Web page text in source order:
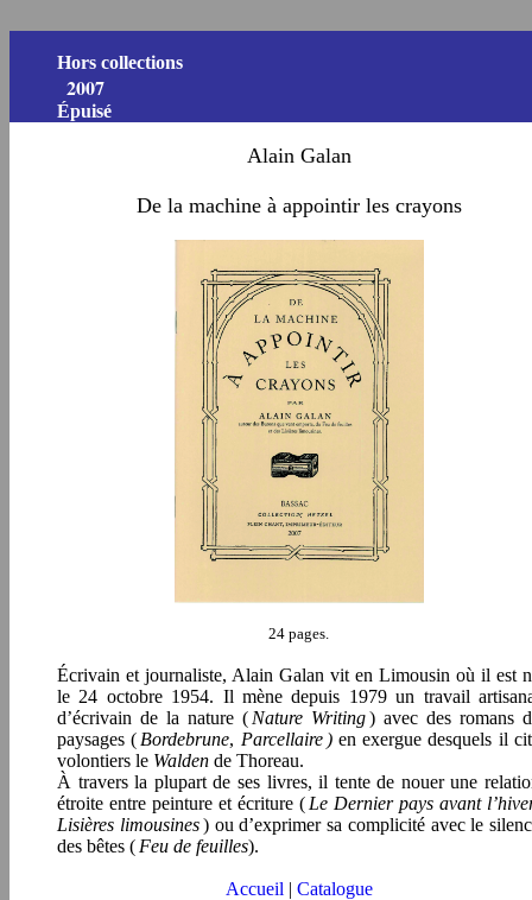
Hors collections
2007
Épuisé
Alain Galan
De la machine à appointir les crayons
24 pages.
Écrivain et journaliste, Alain Galan vit en Limousin où il est
le 24 octobre 1954. Il mène depuis 1979 un travail
d’écrivain de la nature ( Nature Writing) avec des romans
paysages ( Bordebrune, Parcellaire )en exergue desquels il
volontiers le Walden de Thoreau.
À travers la plupart de ses livres, il tente de nouer une
étroite entre peinture et écriture ( Le Dernier pays avant
Lisières limousines) ou d’exprimer sa complicité avec le
des bêtes ( Feu de feuilles).
Accueil | Catalogue